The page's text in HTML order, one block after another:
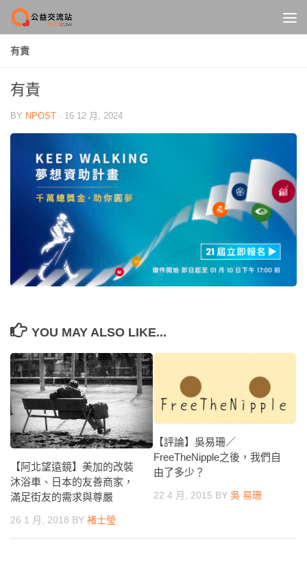
Skip to content
有責
有責
BY NPOST · 16 12 月, 2024
YOU MAY ALSO LIKE...
【阿北望遠鏡】美加的改裝
沐浴車、日本的友善商家，
滿足街友的需求與尊嚴
26 1 月, 2018 BY 褚士瑩
【評論】吳易珊／
FreeTheNipple之後，我們自
由了多少？
22 4 月, 2015 BY 吳 易珊